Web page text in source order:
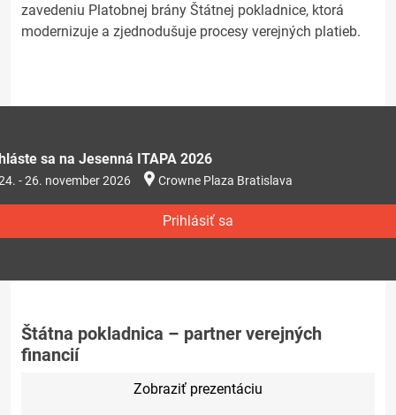
zavedeniu Platobnej brány Štátnej pokladnice, ktorá
modernizuje a zjednodušuje procesy verejných platieb.
sa na Jesenná ITAPA 2026
- 26. november 2026 Crowne Plaza Bratislava
Prihlásiť sa
Štátna pokladnica – partner verejných
financií
Zobraziť prezentáciu